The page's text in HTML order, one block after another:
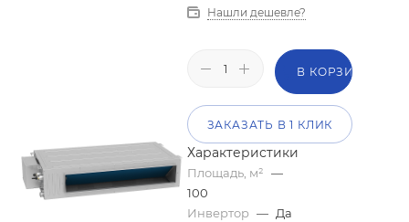
Нашли дешевле?
В КОРЗИНУ
ЗАКАЗАТЬ В 1 КЛИК
Характеристики
Площадь, м² —
100
Инвертор — Да